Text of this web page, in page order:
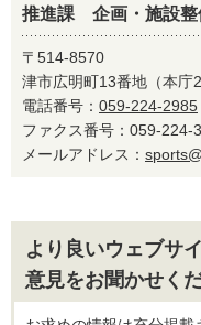
推進課 企画・施設整
〒514-8570
津市広明町13番地（本庁2
電話番号： 059-224-2985
ファクス番号：059-
メールアドレス：
より良いウェブサ
意見をお聞かせく